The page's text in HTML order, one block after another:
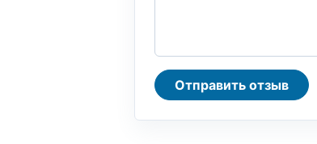
Отправить отзыв